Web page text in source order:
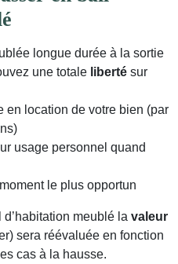
longue durée à la sortie
une totale liberté sur
en location de votre bien (par
usage personnel quand
le plus opportun
meublé la valeur
sera réévaluée en fonction
cas à la hausse.